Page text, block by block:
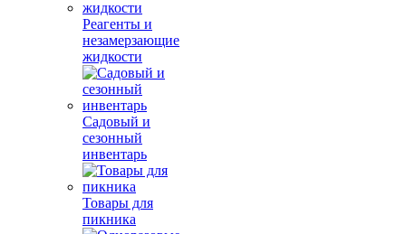
Реагенты и
незамерзающие
жидкости
Садовый и
сезонный
инвентарь
Товары для
пикника